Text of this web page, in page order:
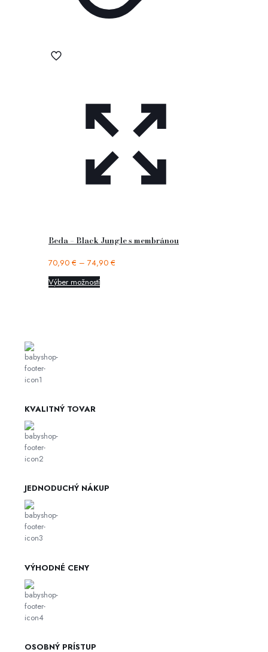
Beda – Black Jungle s membránou
70,90 € – 74,90 €
Výber možností
KVALITNÝ TOVAR
JEDNODUCHÝ NÁKUP
VÝHODNÉ CENY
OSOBNÝ PRÍSTUP